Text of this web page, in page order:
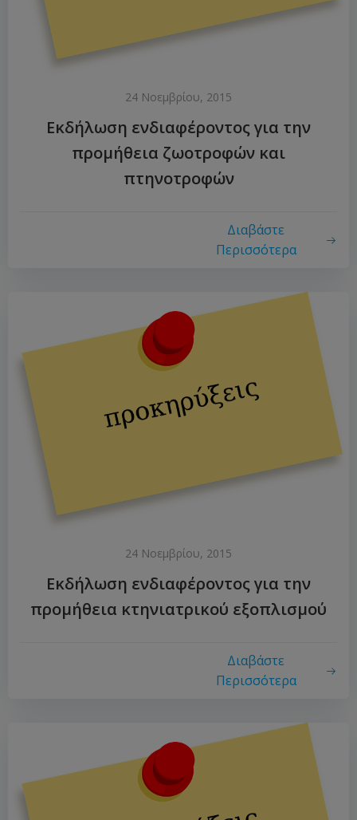
24 Νοεμβρίου, 2015
Εκδήλωση ενδιαφέροντος για την
προμήθεια ζωοτροφών και
πτηνοτροφών
Διαβάστε
Περισσότερα
24 Νοεμβρίου, 2015
Εκδήλωση ενδιαφέροντος για την
προμήθεια κτηνιατρικού εξοπλισμού
Διαβάστε
Περισσότερα